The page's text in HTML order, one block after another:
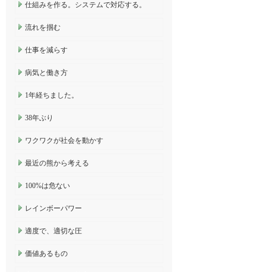
仕組みを作る。システムで対応する。
流れを掴む
仕事を減らす
病気と働き方
1年経ちました。
38年ぶり
ワクワクが社会を動かす
最近の熊から考える
100%は危ない
レインボーパワー
適度で、適切な圧
価値あるもの